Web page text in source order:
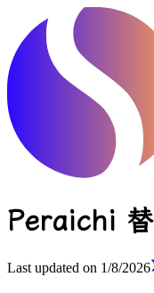
Peraichi
Last updated on 1/8/2026